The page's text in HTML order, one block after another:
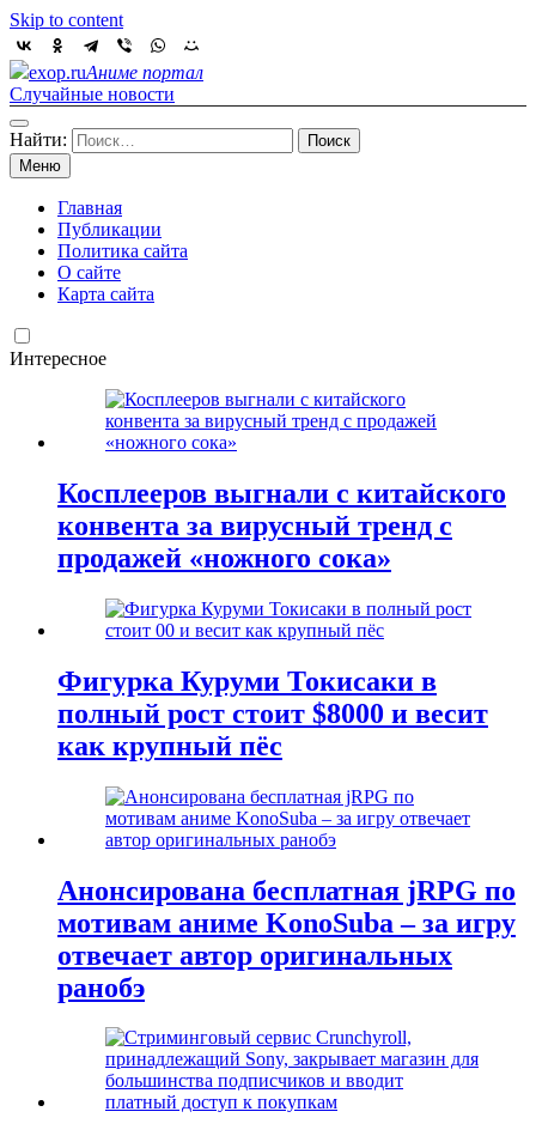
Skip to content
exop.ruАниме портал
Случайные новости
Найти:
Меню
Главная
Публикации
Политика сайта
О сайте
Карта сайта
Интересное
Косплееров выгнали с китайского
конвента за вирусный тренд с
продажей «ножного сока»
Фигурка Куруми Токисаки в
полный рост стоит $8000 и весит
как крупный пёс
Анонсирована бесплатная jRPG по
мотивам аниме KonoSuba – за игру
отвечает автор оригинальных
ранобэ